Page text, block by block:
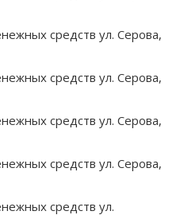
средств ул. Серова,
средств ул. Серова,
средств ул. Серова,
средств ул. Серова,
средств ул.